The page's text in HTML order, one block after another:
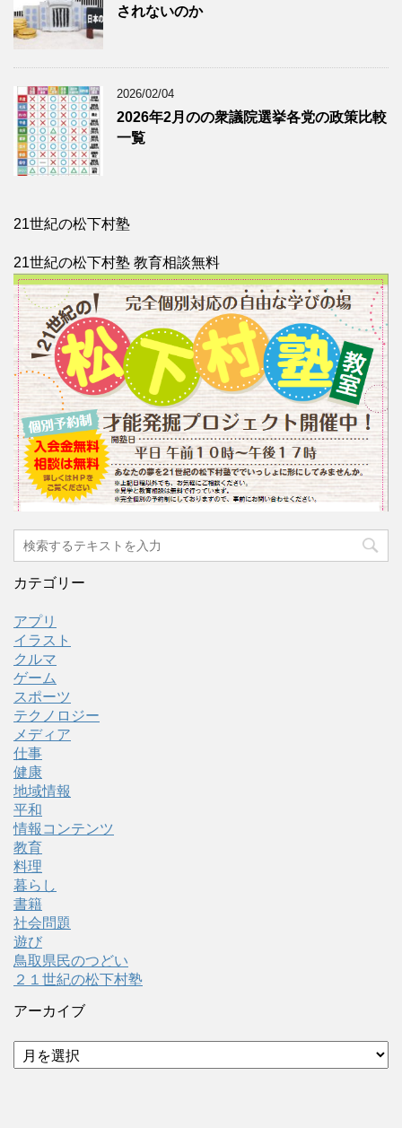
されないのか
2026/02/04
2026年2月のの衆議院選挙各党の政策比較
一覧
21世紀の松下村塾
21世紀の松下村塾 教育相談無料
カテゴリー
アプリ
イラスト
クルマ
ゲーム
スポーツ
テクノロジー
メディア
仕事
健康
地域情報
平和
情報コンテンツ
教育
料理
暮らし
書籍
社会問題
遊び
鳥取県民のつどい
２１世紀の松下村塾
アーカイブ
ア
ー